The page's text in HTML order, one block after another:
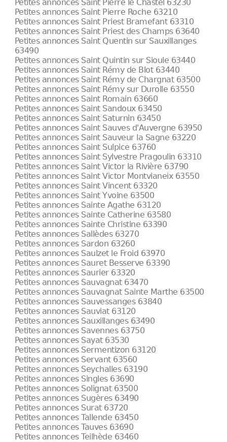
Petites annonces Saint Pierre le Chastel 63230
Petites annonces Saint Pierre Roche 63210
Petites annonces Saint Priest Bramefant 63310
Petites annonces Saint Priest des Champs 63640
Petites annonces Saint Quentin sur Sauxillanges
63490
Petites annonces Saint Quintin sur Sioule 63440
Petites annonces Saint Rémy de Blot 63440
Petites annonces Saint Rémy de Chargnat 63500
Petites annonces Saint Rémy sur Durolle 63550
Petites annonces Saint Romain 63660
Petites annonces Saint Sandoux 63450
Petites annonces Saint Saturnin 63450
Petites annonces Saint Sauves d'Auvergne 63950
Petites annonces Saint Sauveur la Sagne 63220
Petites annonces Saint Sulpice 63760
Petites annonces Saint Sylvestre Pragoulin 63310
Petites annonces Saint Victor la Rivière 63790
Petites annonces Saint Victor Montvianeix 63550
Petites annonces Saint Vincent 63320
Petites annonces Saint Yvoine 63500
Petites annonces Sainte Agathe 63120
Petites annonces Sainte Catherine 63580
Petites annonces Sainte Christine 63390
Petites annonces Sallèdes 63270
Petites annonces Sardon 63260
Petites annonces Saulzet le Froid 63970
Petites annonces Sauret Besserve 63390
Petites annonces Saurier 63320
Petites annonces Sauvagnat 63470
Petites annonces Sauvagnat Sainte Marthe 63500
Petites annonces Sauvessanges 63840
Petites annonces Sauviat 63120
Petites annonces Sauxillanges 63490
Petites annonces Savennes 63750
Petites annonces Sayat 63530
Petites annonces Sermentizon 63120
Petites annonces Servant 63560
Petites annonces Seychalles 63190
Petites annonces Singles 63690
Petites annonces Solignat 63500
Petites annonces Sugères 63490
Petites annonces Surat 63720
Petites annonces Tallende 63450
Petites annonces Tauves 63690
Petites annonces Teilhède 63460